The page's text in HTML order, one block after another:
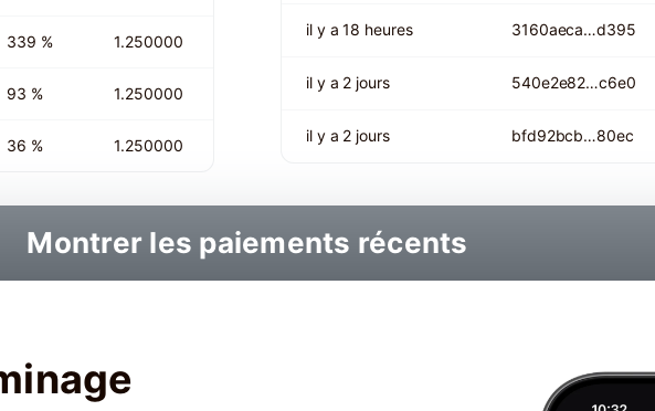
339 % 1.250000
93 % 1.250000
36 % 1.250000
il y a 18 heures 3160aeca…d395
il y a 2 jours 540e2e82…c6e0
il y a 2 jours bfd92bcb…80ec
Montrer les paiements récents